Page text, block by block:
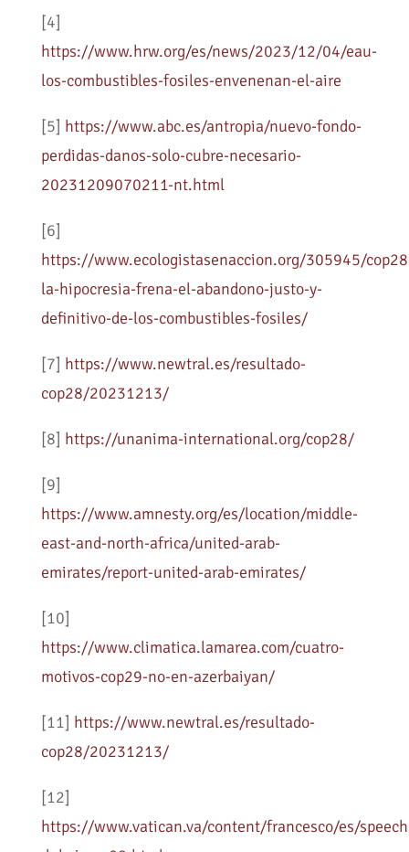
[4]
https://www.hrw.org/es/news/2023/12/04/eau-
los-combustibles-fosiles-envenenan-el-aire
[5] https://www.abc.es/antropia/nuevo-fondo-
perdidas-danos-solo-cubre-necesario-
20231209070211-nt.html
[6]
https://www.ecologistasenaccion.org/305945/
la-hipocresia-frena-el-abandono-justo-y-
definitivo-de-los-combustibles-fosiles/
[7] https://www.newtral.es/resultado-
cop28/20231213/
[8] https://unanima-international.org/cop28/
[9]
https://www.amnesty.org/es/location/middle-
east-and-north-africa/united-arab-
emirates/report-united-arab-emirates/
[10]
https://www.climatica.lamarea.com/cuatro-
motivos-cop29-no-en-azerbaiyan/
[11] https://www.newtral.es/resultado-
cop28/20231213/
[12]
https://www.vatican.va/content/francesco/es/